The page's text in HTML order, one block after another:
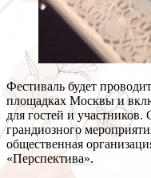
Фестиваль будет
площадках Москвы и
для гостей и участников.
грандиозного
общественная
«Перспектива».